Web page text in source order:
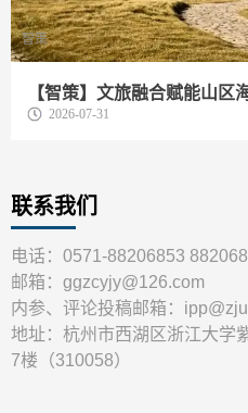
智策
【智策】文旅融合赋能山区
2026-07-31
联系我们
电话：0571-88206853
邮箱：ggzcyjy@126.com
内参、评论投稿邮箱：
地址：杭州市西湖区浙江大学
7楼（310058）